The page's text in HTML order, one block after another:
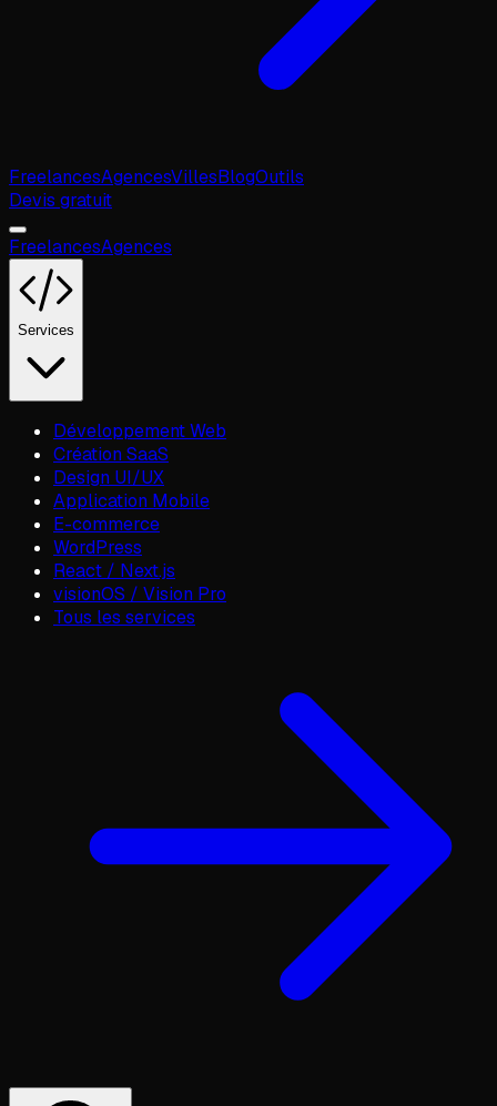
FreelancesAgencesVillesBlogOutils
Devis gratuit
FreelancesAgences
Services
Développement Web
Création SaaS
Design UI/UX
Application Mobile
E-commerce
WordPress
React / Next.js
visionOS / Vision Pro
Tous les services